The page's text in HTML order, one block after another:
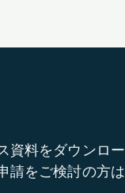
資料をダウンロー
請をご検討の方は